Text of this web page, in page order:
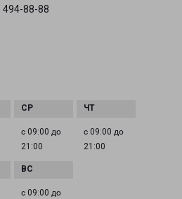
494-88-88
с 09:00 до
21:00
с 09:00 до
21:00
с 09:00 до